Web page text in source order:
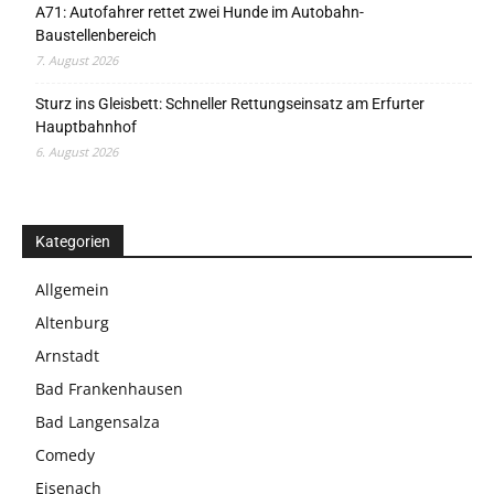
A71: Autofahrer rettet zwei Hunde im Autobahn-
Baustellenbereich
7. August 2026
Sturz ins Gleisbett: Schneller Rettungseinsatz am Erfurter
Hauptbahnhof
6. August 2026
Kategorien
Allgemein
Altenburg
Arnstadt
Bad Frankenhausen
Bad Langensalza
Comedy
Eisenach